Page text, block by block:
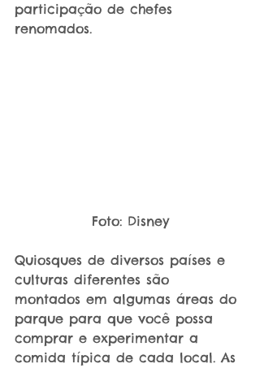
participação de chefes
renomados.
Foto: Disney
Quiosques de diversos países e
culturas diferentes são
montados em algumas áreas do
parque para que você possa
comprar e experimentar a
comida típica de cada local. As